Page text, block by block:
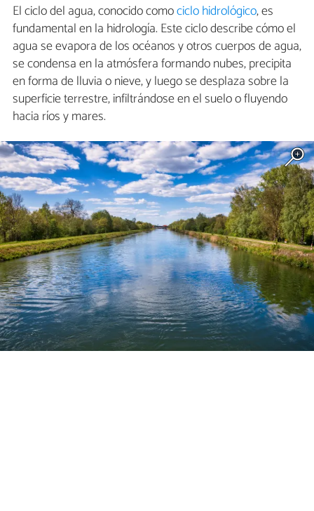
El ciclo del agua, conocido comociclo hidrológico, es
fundamental en la hidrología. Este ciclo describe cómo el
agua se evapora de los océanos y otros cuerpos de agua,
se condensa en la atmósfera formando nubes, precipita
en forma de lluvia o nieve, y luego se desplaza sobre la
superficie terrestre, infiltrándose en el suelo o fluyendo
hacia ríos y mares.